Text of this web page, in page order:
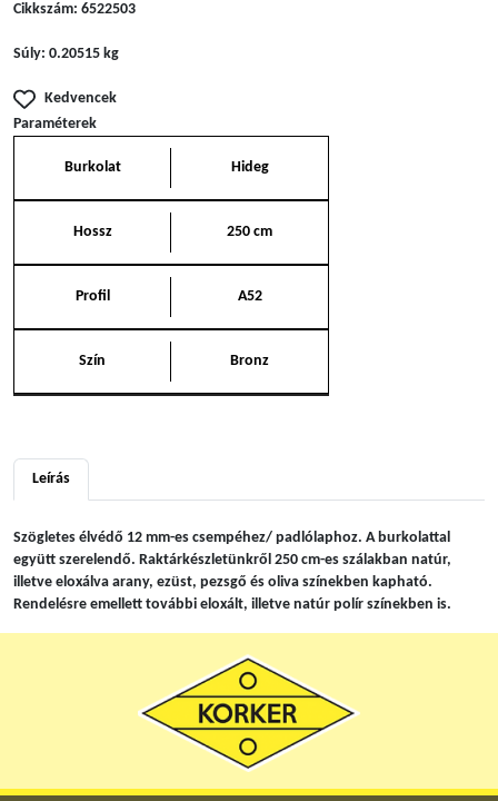
Cikkszám: 6522503
Súly: 0.20515 kg
Kedvencek
Paraméterek
Burkolat Hideg
Hossz 250 cm
Profil A52
Szín Bronz
Leírás
Szögletes élvédő 12 mm-es csempéhez/ padlólaphoz. A burkolattal
együtt szerelendő. Raktárkészletünkről 250 cm-es szálakban natúr,
illetve eloxálva arany, ezüst, pezsgő és oliva színekben kapható.
Rendelésre emellett további eloxált, illetve natúr polír színekben is.